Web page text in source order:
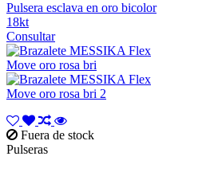
Pulsera esclava en oro bicolor
18kt
Consultar
Fuera de stock
Pulseras